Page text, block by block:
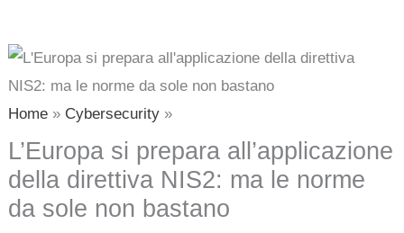
Home Cybersecurity
L’Europa si prepara all’applicazione
della direttiva NIS2: ma le norme
da sole non bastano